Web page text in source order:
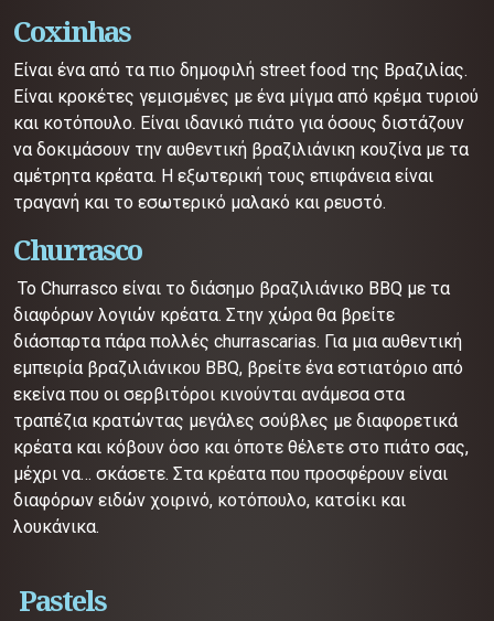
Coxinhas
Είναι ένα από τα πιο δημοφιλή street food της Βραζιλίας.
Είναι κροκέτες γεμισμένες με ένα μίγμα από κρέμα τυριού
και κοτόπουλο. Είναι ιδανικό πιάτο για όσους διστάζουν
να δοκιμάσουν την αυθεντική βραζιλιάνικη κουζίνα με τα
αμέτρητα κρέατα. Η εξωτερική τους επιφάνεια είναι
τραγανή και το εσωτερικό μαλακό και ρευστό.
Churrasco
Το Churrasco είναι το διάσημο βραζιλιάνικο BBQ με τα
διαφόρων λογιών κρέατα. Στην χώρα θα βρείτε
διάσπαρτα πάρα πολλές churrascarias. Για μια αυθεντική
εμπειρία βραζιλιάνικου BBQ, βρείτε ένα εστιατόριο από
εκείνα που οι σερβιτόροι κινούνται ανάμεσα στα
τραπέζια κρατώντας μεγάλες σούβλες με διαφορετικά
κρέατα και κόβουν όσο και όποτε θέλετε στο πιάτο σας,
μέχρι να… σκάσετε. Στα κρέατα που προσφέρουν είναι
διαφόρων ειδών χοιρινό, κοτόπουλο, κατσίκι και
λουκάνικα.
Pastels